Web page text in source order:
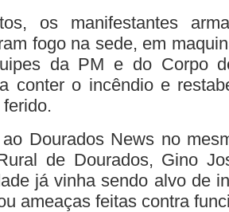
os manifestantes
fogo na sede, em
da PM e do Corpo
conter o incêndio e
Dourados News no
de Dourados, Gino
já vinha sendo alvo de
ameaças feitas contra